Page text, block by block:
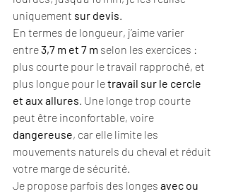
uniquement sur devis
En termes de longueur, j’aime varier
entre 3,7 m et 7 m selon les exercices :
plus courte pour le travail rapproché, et
plus longue pour le travail sur le cercle
et aux allures . Une longe trop courte
peut être inconfortable, voire
dangereuse, car elle limite les
mouvements naturels du cheval et réduit
votre marge de sécurité.
Je propose parfois des longes avec ou